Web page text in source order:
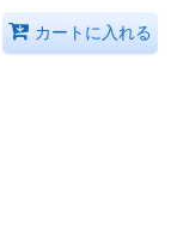
カートに入れる